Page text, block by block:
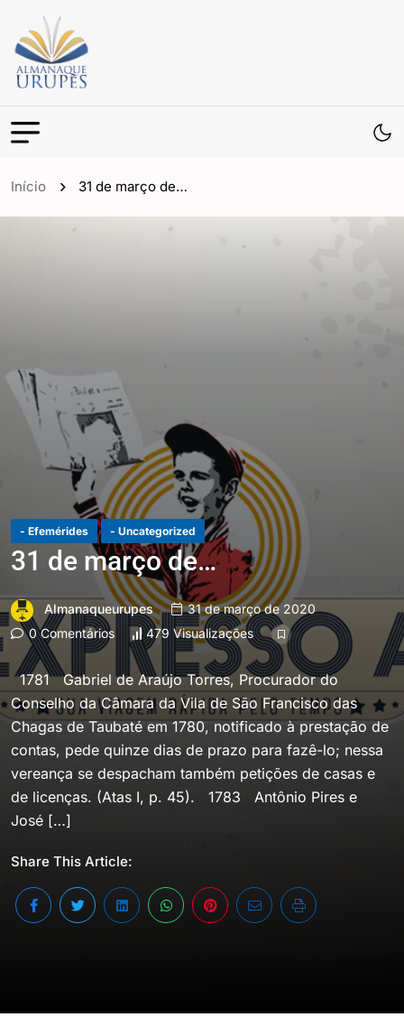
Início 31 de março de…
- Efemérides - Uncategorized
31 de março de…
Almanaqueurupes
31 de março de 2020
0 Comentários
479 Visualizações
1781 Gabriel de Araújo Torres, Procurador do
Conselho da Câmara da Vila de São Francisco das
Chagas de Taubaté em 1780, notificado à prestação de
contas, pede quinze dias de prazo para fazê-lo; nessa
vereança se despacham também petições de casas e
de licenças. (Atas I, p. 45). 1783 Antônio Pires e
José […]
Share This Article: